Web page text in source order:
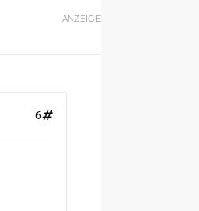
ANZEIGE
6